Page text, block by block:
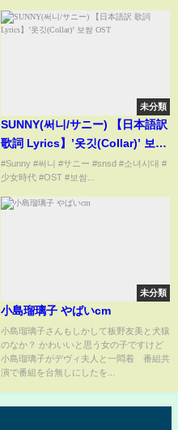
未分類
SUNNY(써니/サニー) 【日本語訳
歌詞 Lyrics】’옷깃(Collar)’ 보쌈
OST
#Sunny #써니 #サニー #snsd #소녀시대 #
少女時代 #OST #보쌈...
未分類
小島瑠璃子 やばいcm
小島瑠璃子さんもしかして板野友美と犬猿
のなか？ かわいいと思う女の子ですけど
小島瑠璃子がデヴィ夫人と一悶着 番組共
演で番組を台無しにしたを...